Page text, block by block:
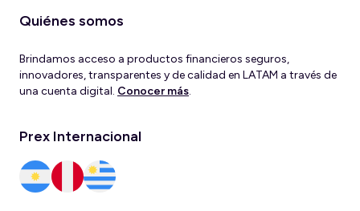
Quiénes somos
Brindamos acceso a productos financieros seguros,
innovadores, transparentes y de calidad en LATAM a través de
una cuenta digital. Conocer más.
Prex Internacional